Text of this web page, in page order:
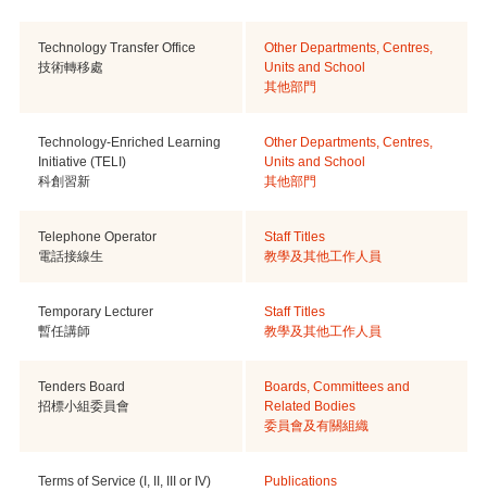
Technology Transfer Office
技術轉移處
Other Departments, Centres,
Units and School
其他部門
Technology-Enriched Learning
Initiative (TELI)
科創習新
Other Departments, Centres,
Units and School
其他部門
Telephone Operator
電話接線生
Staff Titles
教學及其他工作人員
Temporary Lecturer
暫任講師
Staff Titles
教學及其他工作人員
Tenders Board
招標小組委員會
Boards, Committees and
Related Bodies
委員會及有關組織
Terms of Service (I, II, III or IV)
Publications